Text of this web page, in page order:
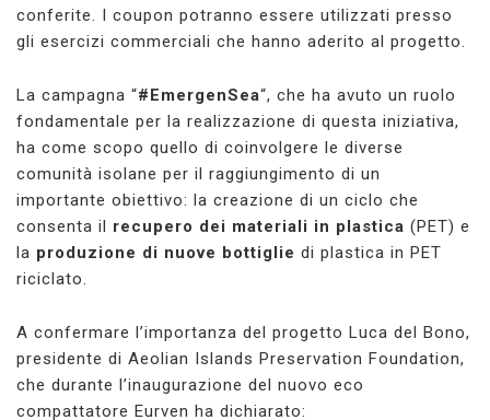
conferite. I coupon potranno essere utilizzati presso
gli esercizi commerciali che hanno aderito al progetto.
La campagna “#EmergenSea“, che ha avuto un ruolo
fondamentale per la realizzazione di questa iniziativa,
ha come scopo quello di coinvolgere le diverse
comunità isolane per il raggiungimento di un
importante obiettivo: la creazione di un ciclo che
consenta il recupero dei materiali in plastica (PET) e
la produzione di nuove bottiglie di plastica in PET
riciclato.
A confermare l’importanza del progetto Luca del Bono,
presidente di Aeolian Islands Preservation Foundation,
che durante l’inaugurazione del nuovo eco
compattatore Eurven ha dichiarato: